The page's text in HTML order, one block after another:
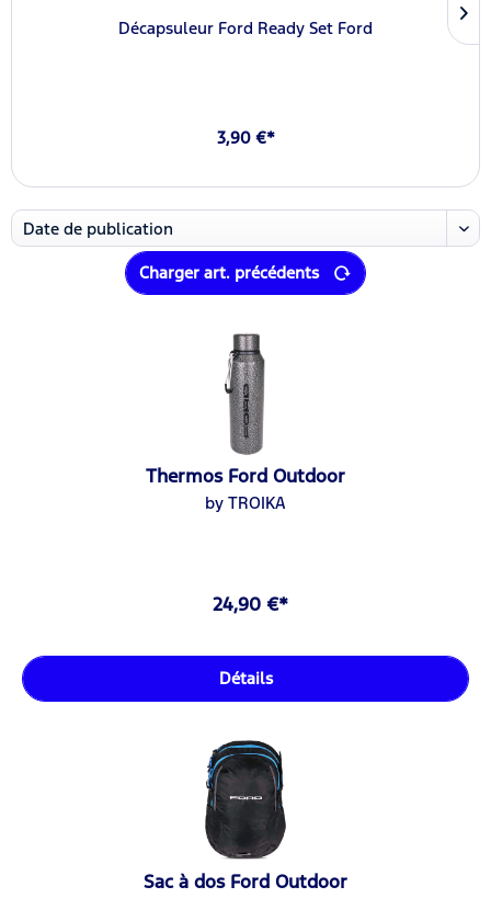
Décapsuleur Ford Ready Set Ford
3,90 €*
Charger art. précédents
Thermos Ford Outdoor
by TROIKA
24,90 €*
Détails
Sac à dos Ford Outdoor